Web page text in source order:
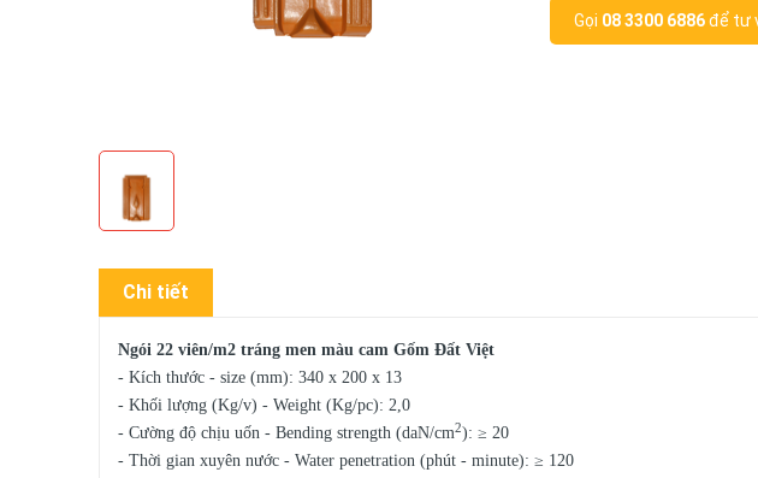
Gọi 08 3300 6886để tư
Chi tiết
Ngói 22 viên/m2 tráng men màu cam Gốm Đất Việt
- Kích thước - size (mm): 340 x 200 x 13
- Khối lượng (Kg/v) - Weight (Kg/pc): 2,0
- Cường độ chịu uốn - Bending strength (daN/cm2): ≥ 20
- Thời gian xuyên nước - Water penetration (phút - minute): ≥ 120